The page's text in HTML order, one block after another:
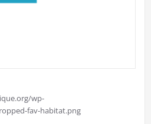
wp-
fav-habitat.png